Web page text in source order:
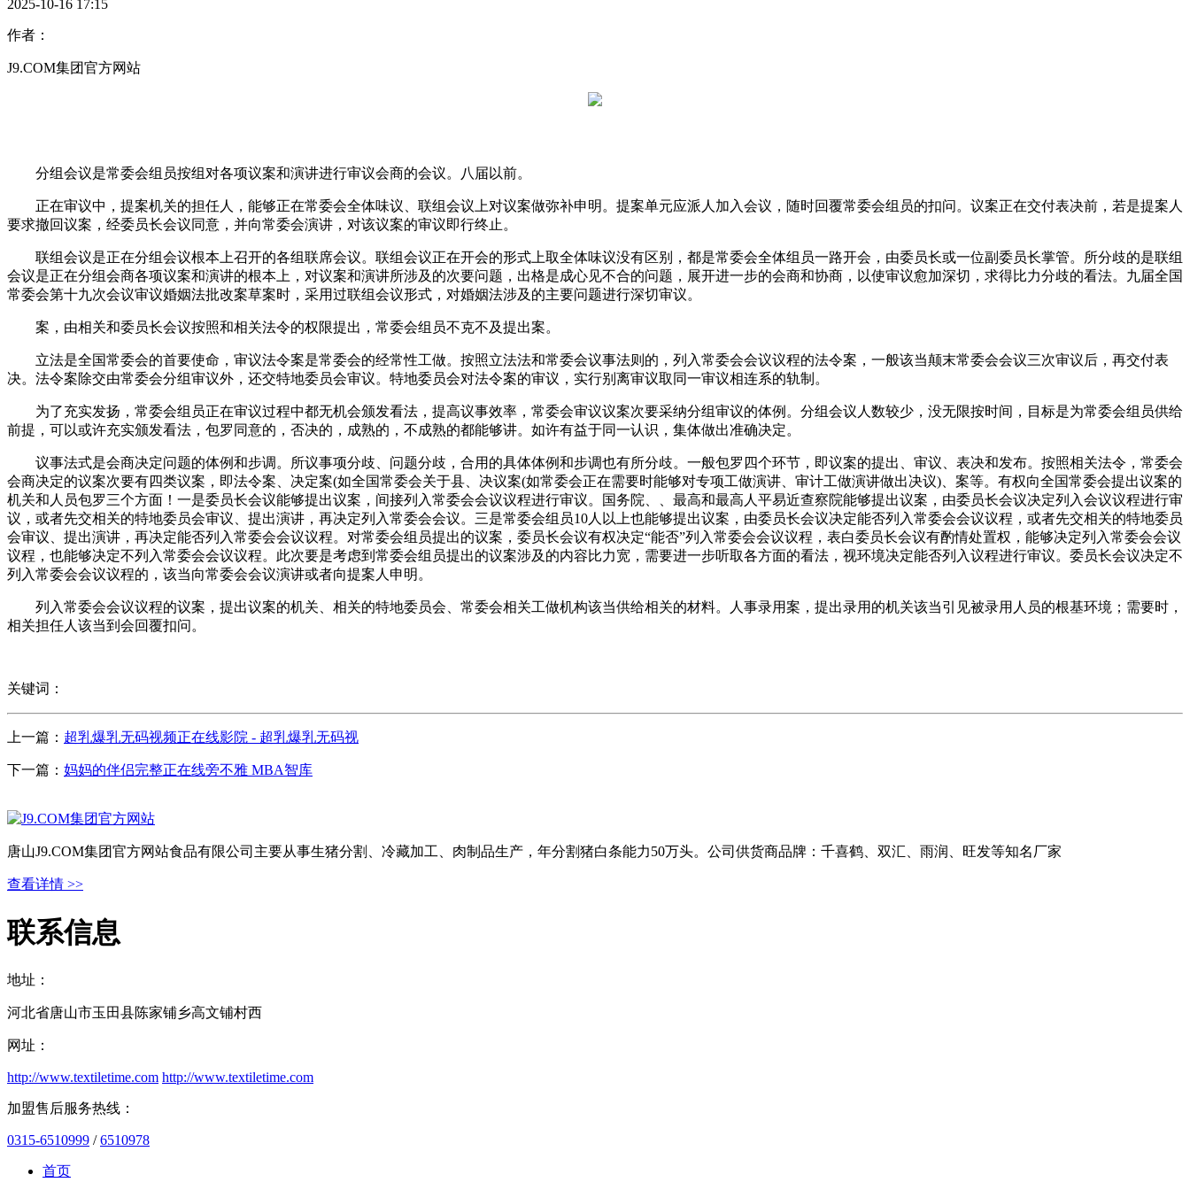
2025-10-16 17:15
作者：
J9.COM集团官方网站
分组会议是常委会组员按组对各项议案和演讲进行审议会商的会议。八届以前。
正在审议中，提案机关的担任人，能够正在常委会全体味议、联组会议上对议案做弥补申明。提案单元应派人加入会议，随时回覆常委会组员的扣问。议案正在交付表决前，若是提案人
要求撤回议案，经委员长会议同意，并向常委会演讲，对该议案的审议即行终止。
联组会议是正在分组会议根本上召开的各组联席会议。联组会议正在开会的形式上取全体味议没有区别，都是常委会全体组员一路开会，由委员长或一位副委员长掌管。所分歧的是联组
会议是正在分组会商各项议案和演讲的根本上，对议案和演讲所涉及的次要问题，出格是成心见不合的问题，展开进一步的会商和协商，以使审议愈加深切，求得比力分歧的看法。九届全国
常委会第十九次会议审议婚姻法批改案草案时，采用过联组会议形式，对婚姻法涉及的主要问题进行深切审议。
案，由相关和委员长会议按照和相关法令的权限提出，常委会组员不克不及提出案。
立法是全国常委会的首要使命，审议法令案是常委会的经常性工做。按照立法法和常委会议事法则的，列入常委会会议议程的法令案，一般该当颠末常委会会议三次审议后，再交付表
决。法令案除交由常委会分组审议外，还交特地委员会审议。特地委员会对法令案的审议，实行别离审议取同一审议相连系的轨制。
为了充实发扬，常委会组员正在审议过程中都无机会颁发看法，提高议事效率，常委会审议议案次要采纳分组审议的体例。分组会议人数较少，没无限按时间，目标是为常委会组员供给
前提，可以或许充实颁发看法，包罗同意的，否决的，成熟的，不成熟的都能够讲。如许有益于同一认识，集体做出准确决定。
议事法式是会商决定问题的体例和步调。所议事项分歧、问题分歧，合用的具体体例和步调也有所分歧。一般包罗四个环节，即议案的提出、审议、表决和发布。按照相关法令，常委会
会商决定的议案次要有四类议案，即法令案、决定案(如全国常委会关于县、决议案(如常委会正在需要时能够对专项工做演讲、审计工做演讲做出决议)、案等。有权向全国常委会提出议案的
机关和人员包罗三个方面！一是委员长会议能够提出议案，间接列入常委会会议议程进行审议。国务院、、最高和最高人平易近查察院能够提出议案，由委员长会议决定列入会议议程进行审
议，或者先交相关的特地委员会审议、提出演讲，再决定列入常委会会议。三是常委会组员10人以上也能够提出议案，由委员长会议决定能否列入常委会会议议程，或者先交相关的特地委员
会审议、提出演讲，再决定能否列入常委会会议议程。对常委会组员提出的议案，委员长会议有权决定“能否”列入常委会会议议程，表白委员长会议有酌情处置权，能够决定列入常委会会议
议程，也能够决定不列入常委会会议议程。此次要是考虑到常委会组员提出的议案涉及的内容比力宽，需要进一步听取各方面的看法，视环境决定能否列入议程进行审议。委员长会议决定不
列入常委会会议议程的，该当向常委会会议演讲或者向提案人申明。
列入常委会会议议程的议案，提出议案的机关、相关的特地委员会、常委会相关工做机构该当供给相关的材料。人事录用案，提出录用的机关该当引见被录用人员的根基环境；需要时，
相关担任人该当到会回覆扣问。
关键词：
上一篇： 超乳爆乳无码视频正在线影院 - 超乳爆乳无码视
下一篇： 妈妈的伴侣完整正在线旁不雅 MBA智库
唐山J9.COM集团官方网站食品有限公司主要从事生猪分割、冷藏加工、肉制品生产，年分割猪白条能力50万头。公司供货商品牌：千喜鹤、双汇、雨润、旺发等知名厂家
查看详情 >>
联系信息
地址：
河北省唐山市玉田县陈家铺乡高文铺村西
网址：
http://www.textiletime.com http://www.textiletime.com
加盟售后服务热线：
0315-6510999 /6510978
首页